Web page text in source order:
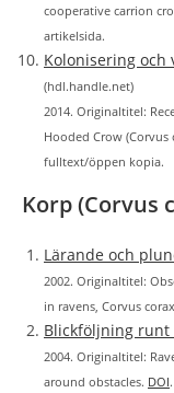
cooperative carrion
artikelsida.
Kolonisering och
(hdl.handle.net)
2014. Originaltitel:
Hooded Crow
fulltext/öppen kopia.
Korp (Corvus
Lärande och
2002. Originaltitel:
in ravens, Corvus
Blickföljning
2004. Originaltitel:
around obstacles. DOI